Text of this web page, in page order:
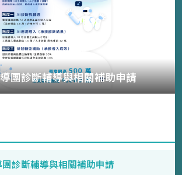
團診斷輔導與相關補助申請
診斷輔導與相關補助申請